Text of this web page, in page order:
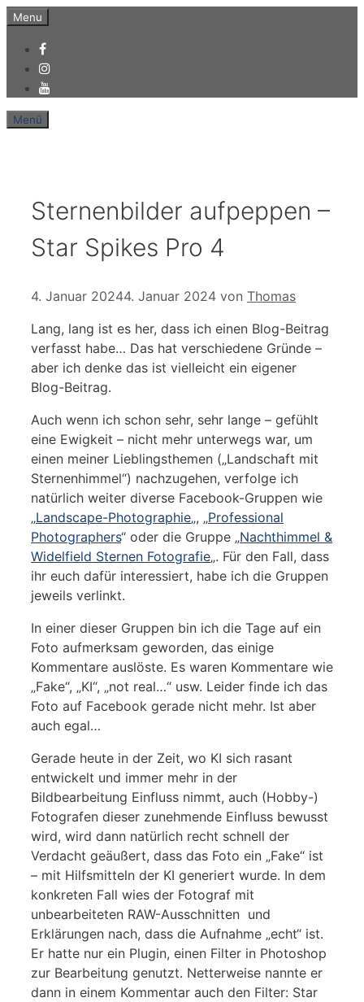
Zum
springen
Menu
Menü
Sternenbilder aufpeppen –
Star Spikes Pro 4
4. Januar 20244. Januar 2024 von Thomas
Lang, lang ist es her, dass ich einen Blog-Beitrag
verfasst habe… Das hat verschiedene Gründe –
aber ich denke das ist vielleicht ein eigener
Blog-Beitrag.
Auch wenn ich schon sehr, sehr lange – gefühlt
eine Ewigkeit – nicht mehr unterwegs war, um
einen meiner Lieblingsthemen („Landschaft mit
Sternenhimmel“) nachzugehen, verfolge ich
natürlich weiter diverse Facebook-Gruppen wie
„Landscape-Photographie„, „Professional
Photographers“ oder die Gruppe „Nachthimmel &
Widelfield Sternen Fotografie„. Für den Fall, dass
ihr euch dafür interessiert, habe ich die Gruppen
jeweils verlinkt.
In einer dieser Gruppen bin ich die Tage auf ein
Foto aufmerksam geworden, das einige
Kommentare auslöste. Es waren Kommentare wie
„Fake“, „KI“, „not real…“ usw. Leider finde ich das
Foto auf Facebook gerade nicht mehr. Ist aber
auch egal…
Gerade heute in der Zeit, wo KI sich rasant
entwickelt und immer mehr in der
Bildbearbeitung Einfluss nimmt, auch (Hobby-)
Fotografen dieser zunehmende Einfluss bewusst
wird, wird dann natürlich recht schnell der
Verdacht geäußert, dass das Foto ein „Fake“ ist
– mit Hilfsmitteln der KI generiert wurde. In dem
konkreten Fall wies der Fotograf mit
unbearbeiteten RAW-Ausschnitten und
Erklärungen nach, dass die Aufnahme „echt“ ist.
Er hatte nur ein Plugin, einen Filter in Photoshop
zur Bearbeitung genutzt. Netterweise nannte er
dann in einem Kommentar auch den Filter: Star